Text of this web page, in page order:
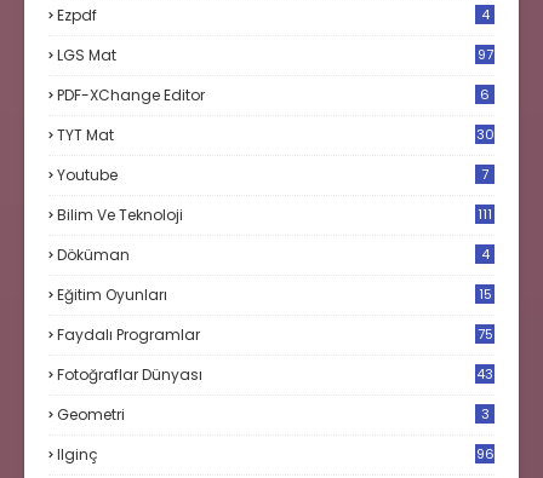
Ezpdf 4
LGS Mat 97
PDF-XChange Editor 6
TYT Mat 30
Youtube 7
Bilim Ve Teknoloji 111
Döküman 4
Eğitim Oyunları 15
Faydalı Programlar 75
Fotoğraflar Dünyası 43
Geometri 3
Ilginç 96